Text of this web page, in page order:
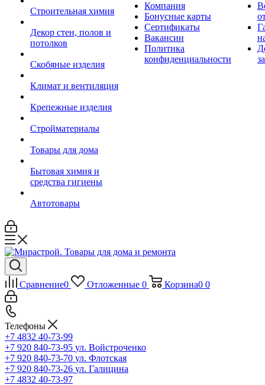
Строительная химия
Декор стен, полов и
потолков
Скобяные изделия
Климат и вентиляция
Крепежные изделия
Стройматериалы
Товары для дома
Бытовая химия и
средства гигиены
Автотовары
Компания
Бонусные карты
Сертификаты
Вакансии
Политика
конфиденциальности
Сравнение0 Отложенные 0 Корзина0 0
Телефоны
+7 4832 40-73-99
+7 920 840-73-95 ул. Войстроченко
+7 920 840-73-70 ул. Флотская
+7 920 840-73-26 ул. Галицина
+7 4832 40-73-97